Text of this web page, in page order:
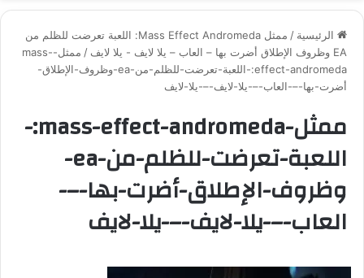
الرئيسية /
ممثل Mass Effect Andromeda: اللعبة تعرضت للظلم من
EA وظروف الإطلاق أضرت بها – العاب – يلا لايف - يلا لايف
/
ممثل-mass-
effect-andromeda:-اللعبة-تعرضت-للظلم-من-ea-وظروف-الإطلاق-
أضرت-بها-–-العاب-–-يلا-لايف-–-يلا-لايف
ممثل-mass-effect-andromeda:-
اللعبة-تعرضت-للظلم-من-ea-
وظروف-الإطلاق-أضرت-بها-–-
العاب-–-يلا-لايف-–-يلا-لايف